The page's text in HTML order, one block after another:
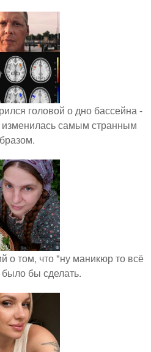
головой о дно бассейна -
изменилась самым странным
о том, что "ну маникюр то всё
бы сделать.